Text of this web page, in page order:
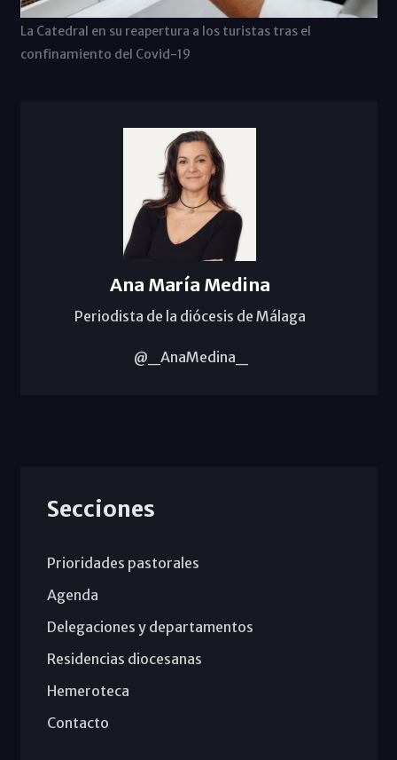
La Catedral en su reapertura a los turistas tras el
confinamiento del Covid-19
Ana María Medina
Periodista de la diócesis de Málaga
@_AnaMedina_
Secciones
Prioridades pastorales
Agenda
Delegaciones y departamentos
Residencias diocesanas
Hemeroteca
Contacto